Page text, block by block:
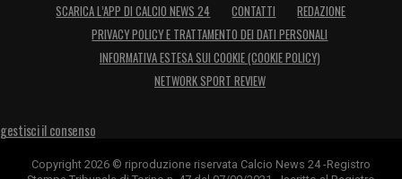
SCARICA L’APP DI CALCIO NEWS 24 CONTATTI
REDAZIONE
PRIVACY POLICY E TRATTAMENTO DEI DATI PERSONALI
INFORMATIVA ESTESA SUI COOKIE (COOKIE POLICY)
NETWORK SPORT REVIEW
gestisci il consenso
Copyright 2026 © riproduzione riservata Calcio News 24 -Registro